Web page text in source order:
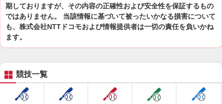
期しておりますが、その内容の正確性および安全性を保証するもの
ではありません。 当該情報に基づいて被ったいかなる損害について
も、株式会社NTTドコモおよび情報提供者は一切の責任を負いかね
ます。
競技一覧